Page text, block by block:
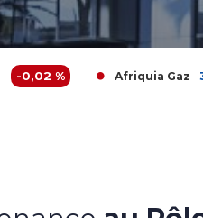
Afriquia Gaz 3 680,00 -